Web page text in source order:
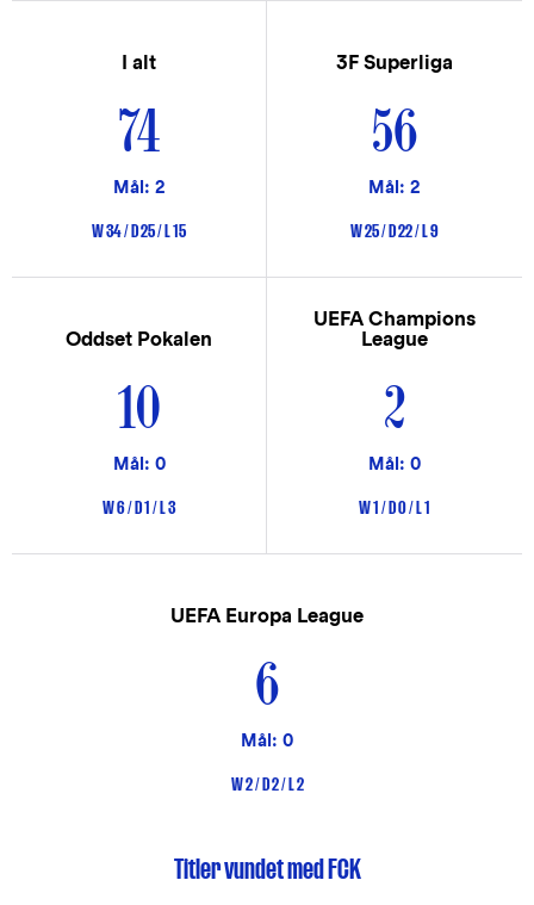
I alt
74
Mål: 2
W 34 / D 25 / L 15
3F Superliga
56
Mål: 2
W 25 / D 22 / L 9
Oddset Pokalen
10
Mål: 0
W 6 / D 1 / L 3
UEFA Champions
League
2
Mål: 0
W 1 / D 0 / L 1
UEFA Europa League
6
Mål: 0
W 2 / D 2 / L 2
Titler vundet med FCK